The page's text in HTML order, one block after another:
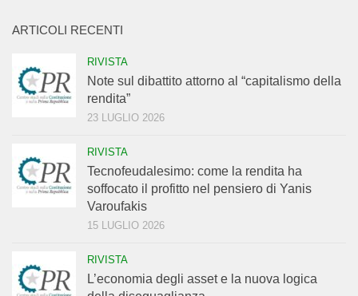
ARTICOLI RECENTI
RIVISTA
Note sul dibattito attorno al “capitalismo della
rendita”
23 LUGLIO 2026
RIVISTA
Tecnofeudalesimo: come la rendita ha
soffocato il profitto nel pensiero di Yanis
Varoufakis
15 LUGLIO 2026
RIVISTA
L’economia degli asset e la nuova logica